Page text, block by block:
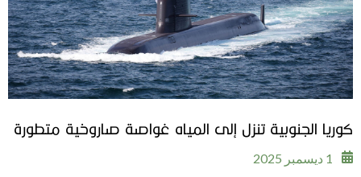
كوريا الجنوبية تنزل إلى المياه غواصة صاروخية متطورة
1 ديسمبر 2025